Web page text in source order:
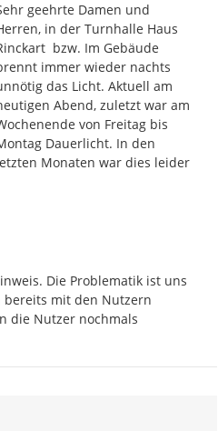
geehrte Damen und
in der Turnhalle Haus
bzw. Im Gebäude
immer wieder nachts
das Licht. Aktuell am
Abend, zuletzt war am
von Freitag bis
Dauerlicht. In den
Monaten war dies leider
Die Problematik ist uns
mit den Nutzern
die Nutzer nochmals